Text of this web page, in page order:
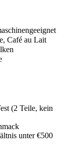
Café au Lait
(2 Teile, kein
unter €500